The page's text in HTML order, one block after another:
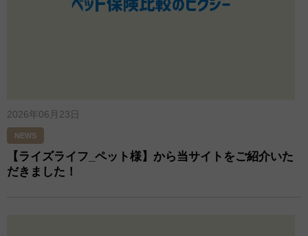
2026年06月23日
NEWS
【ライズライフ_ペット様】から当サイトをご紹介いた
だきました！